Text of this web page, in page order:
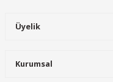
Üyelik
Kurumsal